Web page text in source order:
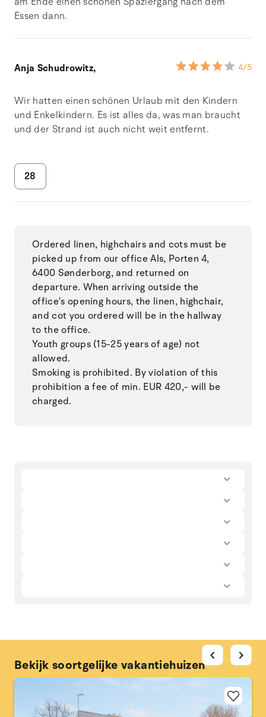
Essen dann.
Anja Schudrowitz, 4/5
Wir hatten einen schönen Urlaub mit den Kindern
und Enkelkindern. Es ist alles da, was man braucht
und der Strand ist auch nicht weit entfernt.
28
Ordered linen, highchairs and cots must be
picked up from our office Als, Porten 4,
6400 Sønderborg, and returned on
departure. When arriving outside the
office's opening hours, the linen, highchair,
and cot you ordered will be in the hallway
to the office.
Youth groups (15-25 years of age) not
allowed.
Smoking is prohibited. By violation of this
prohibition a fee of min. EUR 420,- will be
charged.
Bekijk soortgelijke vakantiehuizen
chevron_left chevron_right